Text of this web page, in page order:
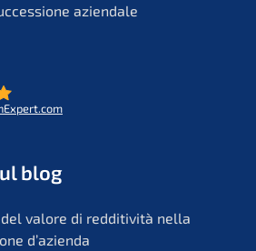
aziendale
blog
valore di reddi­ti­vi­tà nella
d’azi­en­da